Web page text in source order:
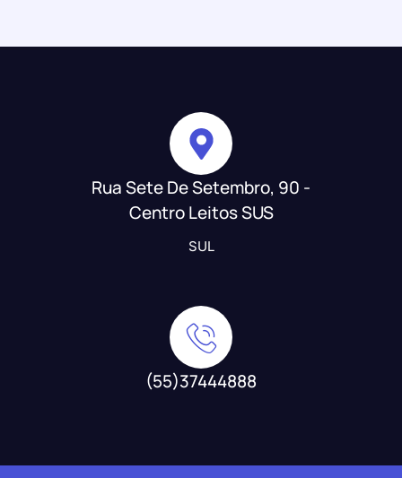
Rua Sete De Setembro, 90 -
Centro Leitos SUS
SUL
(55)37444888